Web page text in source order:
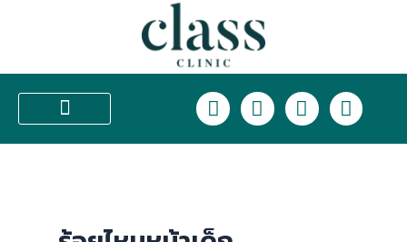
L
i
n
F
a
c
I
n
s
T
i
k